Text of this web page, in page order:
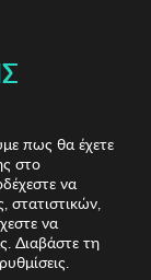
Ανδρικό
πως θα έχετε
στο
να
στατιστικών,
να
Διαβάστε τη